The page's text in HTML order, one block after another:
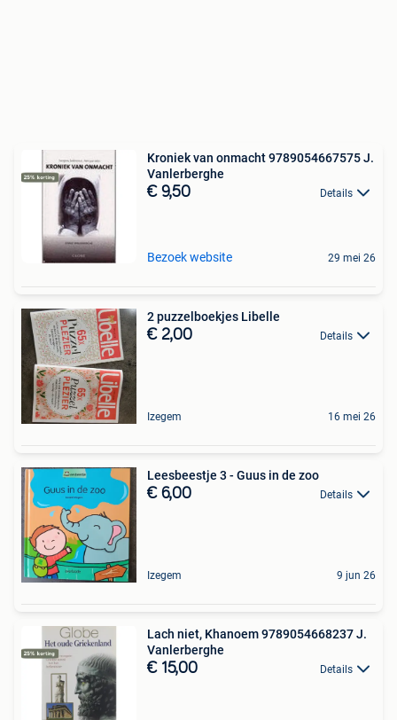
Kroniek van onmacht 9789054667575 J.
Vanlerberghe
€ 9,50 Details
Bezoek website 29 mei 26
2 puzzelboekjes Libelle
€ 2,00 Details
Izegem 16 mei 26
Leesbeestje 3 - Guus in de zoo
€ 6,00 Details
Izegem 9 jun 26
Lach niet, Khanoem 9789054668237 J.
Vanlerberghe
€ 15,00 Details